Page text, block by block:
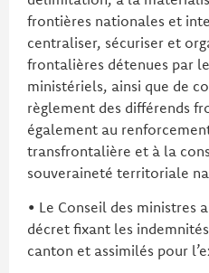
frontières nationales et
centraliser, sécuriser et
frontalières détenues par
ministériels, ainsi que de
règlement des différends
également au
transfrontalière et à la
souveraineté territoriale
• Le Conseil des ministres
décret fixant les
canton et assimilés pour